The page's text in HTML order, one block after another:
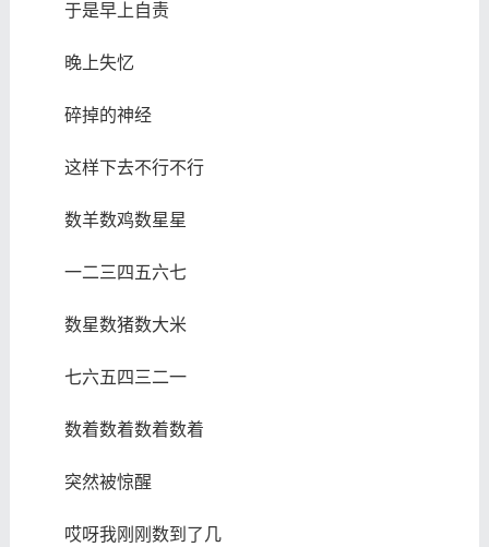
于是早上自责
晚上失忆
碎掉的神经
这样下去不行不行
数羊数鸡数星星
一二三四五六七
数星数猪数大米
七六五四三二一
数着数着数着数着
突然被惊醒
哎呀我刚刚数到了几